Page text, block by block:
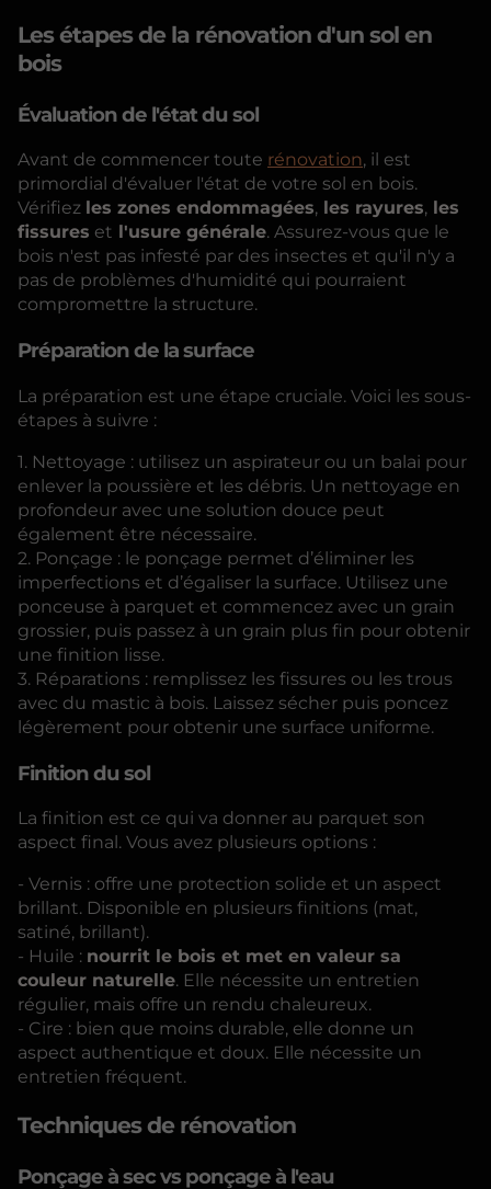
Les étapes de la rénovation d'un sol en
bois
Évaluation de l'état du sol
Avant de commencer toute rénovation, il est
primordial d'évaluer l'état de votre sol en bois.
Vérifiez les zones endommagées, les rayures, les
fissures et l'usure générale. Assurez-vous que le
bois n'est pas infesté par des insectes et qu'il n'y a
pas de problèmes d'humidité qui pourraient
compromettre la structure.
Préparation de la surface
La préparation est une étape cruciale. Voici les sous-
étapes à suivre :
1. Nettoyage : utilisez un aspirateur ou un balai pour
enlever la poussière et les débris. Un nettoyage en
profondeur avec une solution douce peut
également être nécessaire.
2. Ponçage : le ponçage permet d’éliminer les
imperfections et d’égaliser la surface. Utilisez une
ponceuse à parquet et commencez avec un grain
grossier, puis passez à un grain plus fin pour obtenir
une finition lisse.
3. Réparations : remplissez les fissures ou les trous
avec du mastic à bois. Laissez sécher puis poncez
légèrement pour obtenir une surface uniforme.
Finition du sol
La finition est ce qui va donner au parquet son
aspect final. Vous avez plusieurs options :
- Vernis : offre une protection solide et un aspect
brillant. Disponible en plusieurs finitions (mat,
satiné, brillant).
- Huile : nourrit le bois et met en valeur sa
couleur naturelle. Elle nécessite un entretien
régulier, mais offre un rendu chaleureux.
- Cire : bien que moins durable, elle donne un
aspect authentique et doux. Elle nécessite un
entretien fréquent.
Techniques de rénovation
Ponçage à sec vs ponçage à l'eau